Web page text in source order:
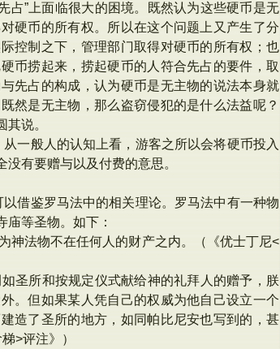
占”上面临很大的困境。既然认为这些硬币是无
硬币的所有权。所以在这个问题上又产生了分
控制之下，管理部门取得对硬币的所有权；也
币捞起来，捞起硬币的人符合先占的要件，取
先占的构成，认为硬币是无主物的说法本身就
然是无主物，那么盗窃侵犯的是什么法益呢？
说。
一般人的认知上看，游客之所以会将硬币投入
有要赠与以及付费的意思。
借鉴罗马法中的相关理论。罗马法中有一种物
等圣物。如下：
神法物不在任何人的财产之内。（《优士丁尼<
圣所和按规定仪式献给神的礼拜人的赠予，朕
。但如果某人凭自己的权威为他自己设立一个
造了圣所的地方，如同帕比尼安也写到的，甚
>评注》）